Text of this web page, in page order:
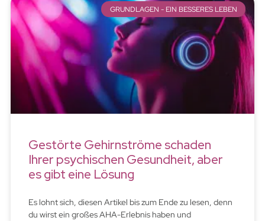
GRUNDLAGEN - EIN BESSERES LEBEN
Gestörte Gehirnströme schaden
Ihrer psychischen Gesundheit, aber
es gibt eine Lösung
Es lohnt sich, diesen Artikel bis zum Ende zu lesen, denn
du wirst ein großes AHA-Erlebnis haben und